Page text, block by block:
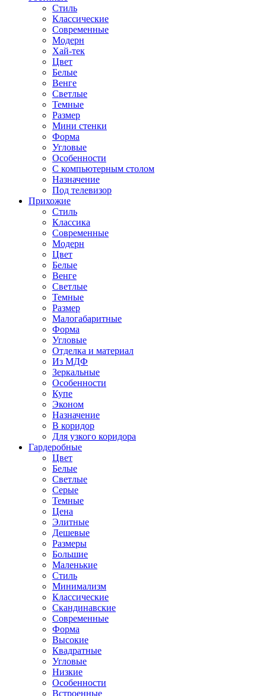
Стиль
Классические
Современные
Модерн
Хай-тек
Цвет
Белые
Венге
Светлые
Темные
Размер
Мини стенки
Форма
Угловые
Особенности
С компьютерным столом
Назначение
Под телевизор
Прихожие
Стиль
Классика
Современные
Модерн
Цвет
Белые
Венге
Светлые
Темные
Размер
Малогабаритные
Форма
Угловые
Отделка и материал
Из МДФ
Зеркальные
Особенности
Купе
Эконом
Назначение
В коридор
Для узкого коридора
Гардеробные
Цвет
Белые
Светлые
Серые
Темные
Цена
Элитные
Дешевые
Размеры
Большие
Маленькие
Стиль
Минимализм
Классические
Скандинавские
Современные
Форма
Высокие
Квадратные
Угловые
Низкие
Особенности
Встроенные